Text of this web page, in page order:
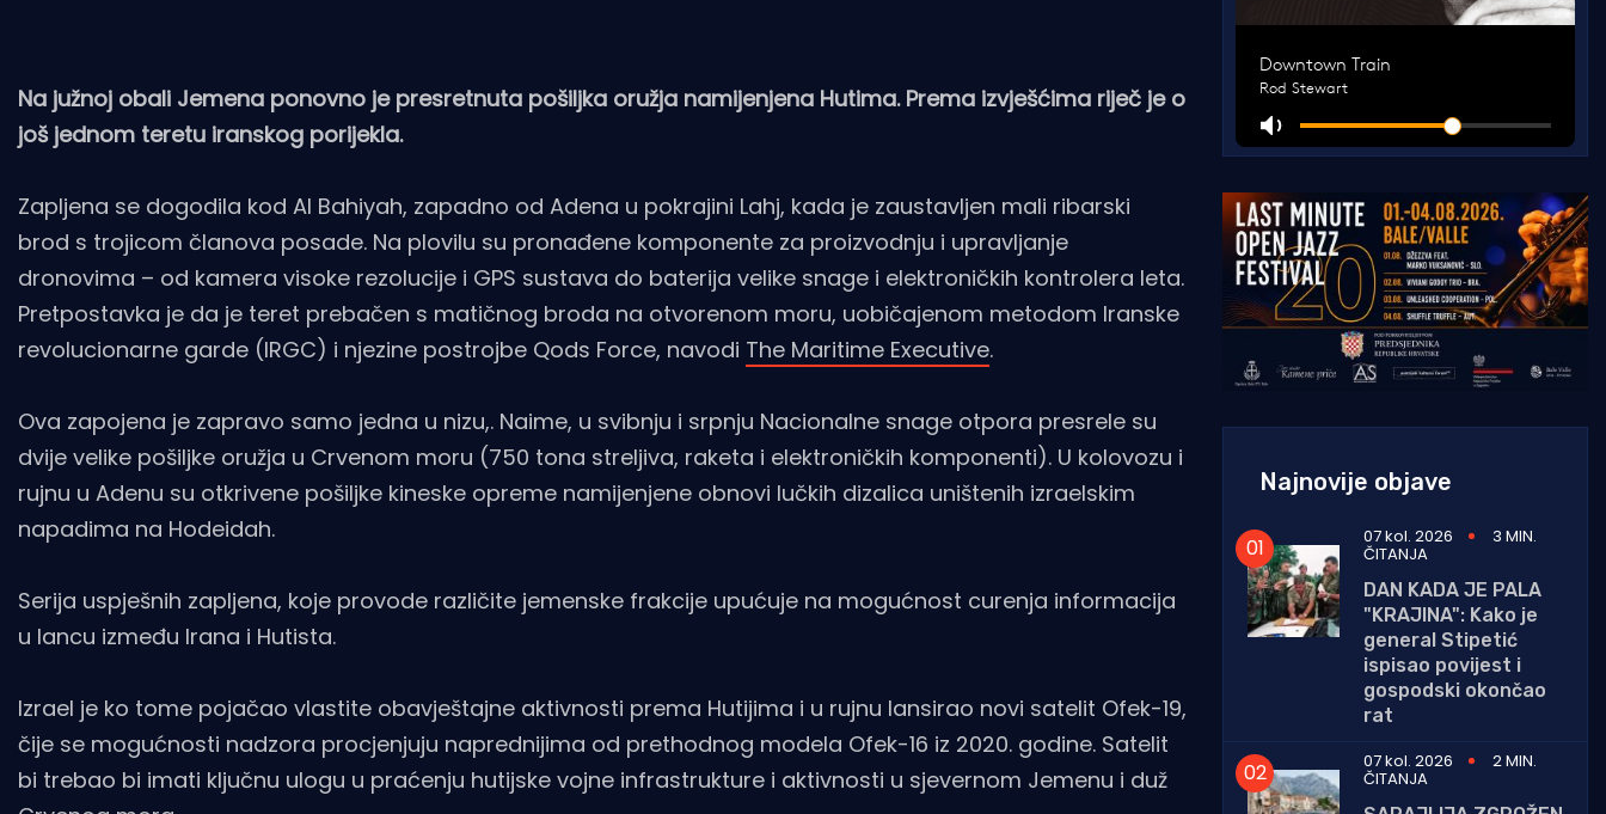
Na južnoj obali Jemena ponovno je presretnuta pošiljka oružja namijenjena Hutima. Prema izvješćima riječ je o
još jednom teretu iranskog porijekla.
Zapljena se dogodila kod Al Bahiyah, zapadno od Adena u pokrajini Lahj, kada je zaustavljen mali ribarski
brod s trojicom članova posade. Na plovilu su pronađene komponente za proizvodnju i upravljanje
dronovima – od kamera visoke rezolucije i GPS sustava do baterija velike snage i elektroničkih kontrolera leta.
Pretpostavka je da je teret prebačen s matičnog broda na otvorenom moru, uobičajenom metodom Iranske
revolucionarne garde (IRGC) i njezine postrojbe Qods Force, navodi The Maritime Executive.
Ova zapojena je zapravo samo jedna u nizu,. Naime, u svibnju i srpnju Nacionalne snage otpora presrele su
dvije velike pošiljke oružja u Crvenom moru (750 tona streljiva, raketa i elektroničkih komponenti). U kolovozu i
rujnu u Adenu su otkrivene pošiljke kineske opreme namijenjene obnovi lučkih dizalica uništenih izraelskim
napadima na Hodeidah.
Serija uspješnih zapljena, koje provode različite jemenske frakcije upućuje na mogućnost curenja informacija
u lancu između Irana i Hutista.
Izrael je ko tome pojačao vlastite obavještajne aktivnosti prema Hutijima i u rujnu lansirao novi satelit Ofek-19,
čije se mogućnosti nadzora procjenjuju naprednijima od prethodnog modela Ofek-16 iz 2020. godine. Satelit
bi trebao bi imati ključnu ulogu u praćenju hutijske vojne infrastrukture i aktivnosti u sjevernom Jemenu i duž
Najnovije objave
07 kol. 2026 3 MIN.
ČITANJA
DAN KADA JE PALA
"KRAJINA": Kako je
general Stipetić
ispisao povijest i
gospodski okončao
rat
07 kol. 2026
2 MIN.
ČITANJA